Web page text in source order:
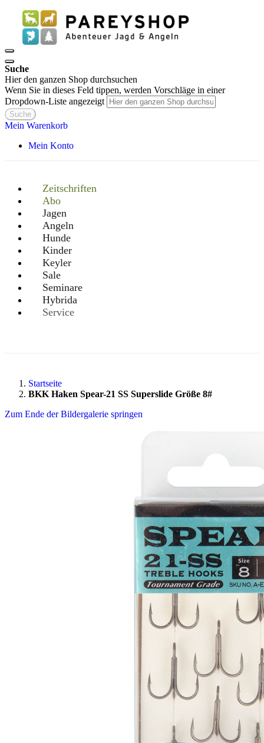
Suche
Hier den ganzen Shop durchsuchen
Wenn Sie in dieses Feld tippen, werden Vorschläge in einer
Dropdown-Liste angezeigt
Suche
Mein Warenkorb
Mein Konto
Zeitschriften
Abo
Jagen
Angeln
Hunde
Kinder
Keyler
Sale
Seminare
Hybrida
Service
Startseite
BKK Haken Spear-21 SS Superslide Größe 8#
Zum Ende der Bildergalerie springen
Zum Anfang der Bildergalerie springen
BKK Haken Spear-21